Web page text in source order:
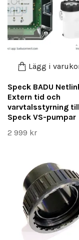
Lägg i
Speck BADU
Extern tid och
varvtalsstyrning till
Speck VS-pumpar
2 999 kr